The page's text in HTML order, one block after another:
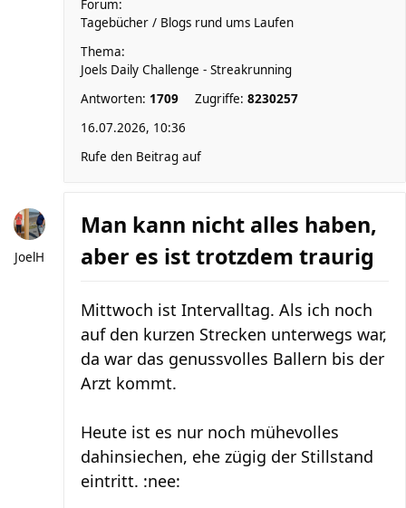
Forum:
Tagebücher / Blogs rund ums Laufen
Thema:
Joels Daily Challenge - Streakrunning
Antworten: 1709 Zugriffe: 8230257
16.07.2026, 10:36
Rufe den Beitrag auf
JoelH
Man kann nicht alles haben,
aber es ist trotzdem traurig
Mittwoch ist Intervalltag. Als ich noch
auf den kurzen Strecken unterwegs war,
da war das genussvolles Ballern bis der
Arzt kommt.
Heute ist es nur noch mühevolles
dahinsiechen, ehe zügig der Stillstand
eintritt. :nee: